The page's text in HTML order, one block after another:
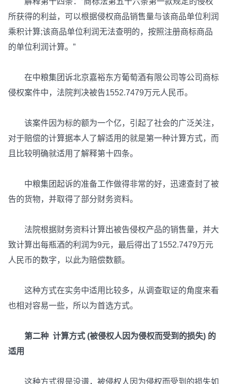
所获得的利益，可以根据侵权商品销售量与该商品单位利润
乘积计算;该商品单位利润无法查明的，按照注册商标商品
的单位利润计算。”
在中粮集团诉北京嘉裕东方葡萄酒有限公司等公司商标
侵权案件中，法院判决被告1552.7479万元人民币。
该案件因为标的额为一个亿，引起了社会的广泛关注，
对于赔偿的计算据本人了解适用的就是第一种计算方式，而
且比较明确就适用了解释第十四条。
中粮集团起诉的准备工作做得非常的好，迅速查封了被
告的货物，并取得了部分财务资料。
法院根据财务资料计算出被告侵权产品的销售量，并大
致计算出每瓶酒的利润为9元，最后得出了1552.7479万元
人民币的数字，以此为赔偿数额。
这种方式在实务中适用比较多，从调查取证的角度来看
也相对容易一些，所以为首选方式。
第二种 计算方式 (被侵权人因为侵权而受到的损失) 的
适用
这种方式很是没谱，被侵权人因为侵权而受到的损失如